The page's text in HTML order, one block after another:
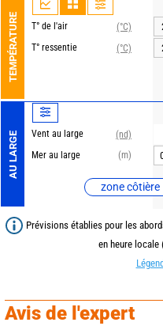
TEMPÉRATURE T° de l'air
(°C)
T° ressentie
(°C)
AU LARGE Vent au large
(nd)
Mer au large
(m)
zone côtière
Prévisions établies pour les
en heure locale
Avis de l'expert